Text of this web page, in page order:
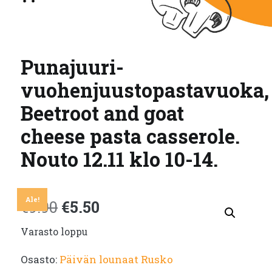
Punajuuri-
vuohenjuustopastavuoka,
Beetroot and goat
cheese pasta casserole.
Nouto 12.11 klo 10-14.
Ale!
€9.90 Alkuperäinen
hinta
oli:
€5.50
on:
Varasto loppu
Osasto: Päivän lounaat Rusko